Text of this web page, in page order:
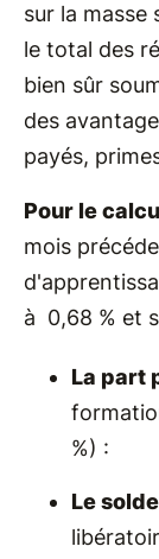
sur la masse
le total des
bien sûr
des
payés,
Pour le
mois
à 0,68 % et
La part
%) :
Le solde